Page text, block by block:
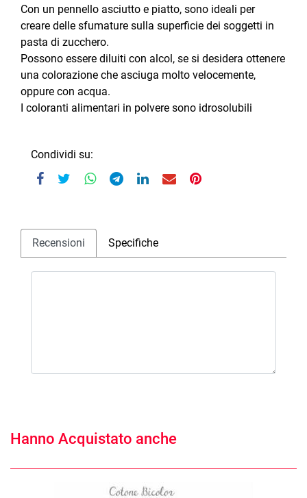
Con un pennello asciutto e piatto, sono ideali per
creare delle sfumature sulla superficie dei soggetti in
pasta di zucchero.
Possono essere diluiti con alcol, se si desidera ottenere
una colorazione che asciuga molto velocemente,
oppure con acqua.
I coloranti alimentari in polvere sono idrosolubili
Condividi su:
Recensioni Specifiche
Hanno Acquistato anche